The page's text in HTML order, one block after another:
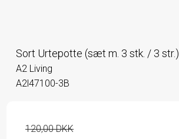
Sort Urtepotte (sæt m. 3 stk. / 3 str.)
A2 Living
A2l47100-3B
120,00 DKK